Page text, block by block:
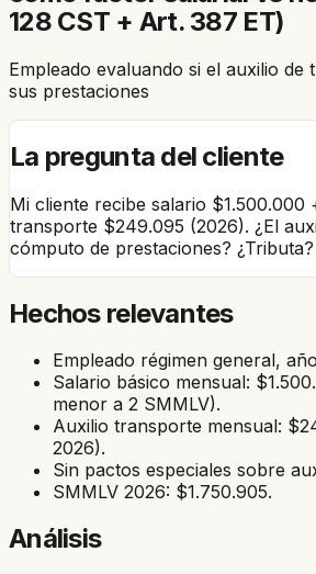
128 CST + Art. 387 ET)
Empleado evaluando si el auxilio de
sus prestaciones
La pregunta del cliente
Mi cliente recibe salario $1.500.000
transporte $249.095 (2026). ¿El
cómputo de prestaciones? ¿Tributa?
Hechos relevantes
Empleado régimen general,
Salario básico mensual:
menor a 2 SMMLV).
Auxilio transporte mensual:
2026).
Sin pactos especiales sobre
SMMLV 2026: $1.750.905.
Análisis